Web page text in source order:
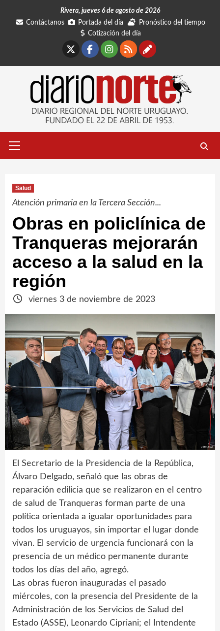
Rivera, jueves 6 de agosto de 2026
Contáctanos
Portada del día
Pronóstico del tiempo
Cotización del día
Facebook
Instagram
RSSContáctanos
primario
Salud
Atención primaria en la Tercera Sección...
Obras en policlínica de
Tranqueras mejorarán
acceso a la salud en la
región
viernes 3 de noviembre de 2023
El Secretario de la Presidencia de la República,
Álvaro Delgado, señaló que las obras de
reparación edilicia que se realizaron en el centro
de salud de Tranqueras forman parte de una
política orientada a igualar oportunidades para
todos los uruguayos, sin importar el lugar donde
vivan. El servicio de urgencia funcionará con la
presencia de un médico permanente durante
todos los días del año, agregó.
Las obras fueron inauguradas el pasado
miércoles, con la presencia del Presidente de la
Administración de los Servicios de Salud del
Estado (ASSE), Leonardo Cipriani; el Intendente